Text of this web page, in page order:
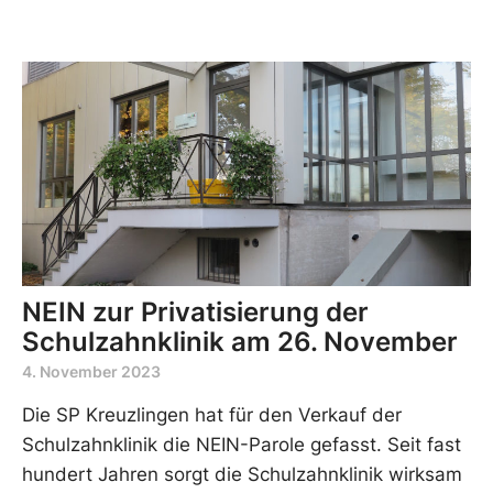
NEIN zur Privatisierung der
Schulzahnklinik am 26. November
4. November 2023
Die SP Kreuzlingen hat für den Verkauf der
Schulzahnklinik die NEIN-Parole gefasst. Seit fast
hundert Jahren sorgt die Schulzahnklinik wirksam